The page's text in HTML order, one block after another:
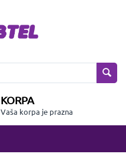
KORPA
Vaša korpa je prazna